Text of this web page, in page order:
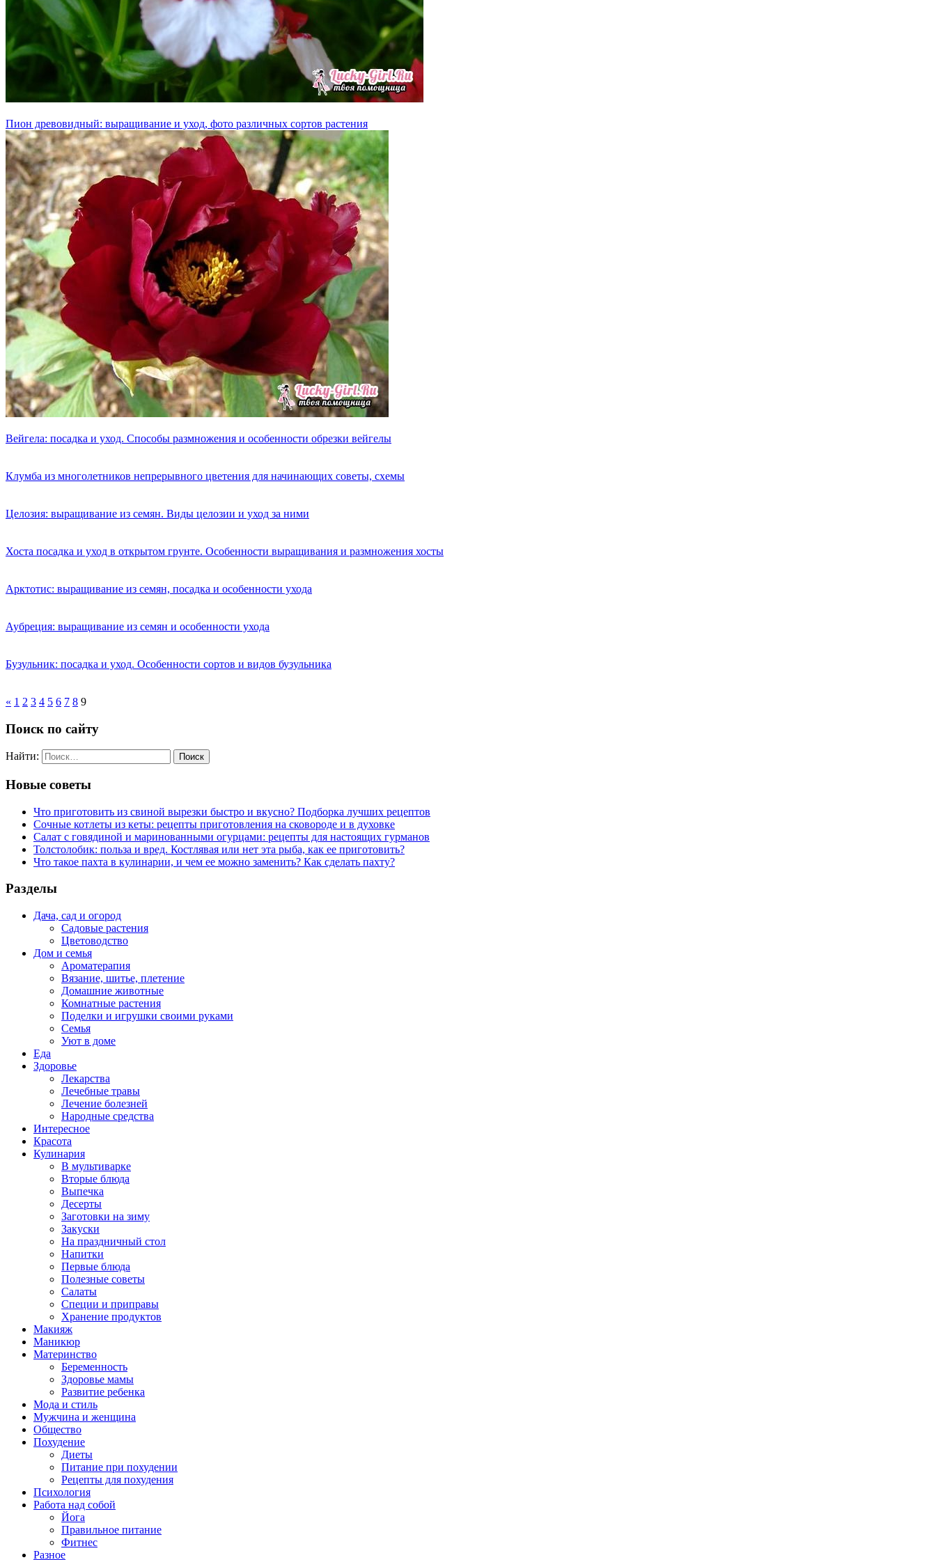
Пион древовидный: выращивание и уход, фото различных сортов растения
Вейгела: посадка и уход. Способы размножения и особенности обрезки вейгелы
Клумба из многолетников непрерывного цветения для начинающих советы, схемы
Целозия: выращивание из семян. Виды целозии и уход за ними
Хоста посадка и уход в открытом грунте. Особенности выращивания и размножения хосты
Арктотис: выращивание из семян, посадка и особенности ухода
Аубреция: выращивание из семян и особенности ухода
Бузульник: посадка и уход. Особенности сортов и видов бузульника
« 1 2 3 4 5 6 7 8 9
Поиск по сайту
Найти:
Новые советы
Что приготовить из свиной вырезки быстро и вкусно? Подборка лучших рецептов
Сочные котлеты из кеты: рецепты приготовления на сковороде и в духовке
Салат с говядиной и маринованными огурцами: рецепты для настоящих гурманов
Толстолобик: польза и вред. Костлявая или нет эта рыба, как ее приготовить?
Что такое пахта в кулинарии, и чем ее можно заменить? Как сделать пахту?
Разделы
Дача, сад и огород
Садовые растения
Цветоводство
Дом и семья
Ароматерапия
Вязание, шитье, плетение
Домашние животные
Комнатные растения
Поделки и игрушки своими руками
Семья
Уют в доме
Еда
Здоровье
Лекарства
Лечебные травы
Лечение болезней
Народные средства
Интересное
Красота
Кулинария
В мультиварке
Вторые блюда
Выпечка
Десерты
Заготовки на зиму
Закуски
На праздничный стол
Напитки
Первые блюда
Полезные советы
Салаты
Специи и приправы
Хранение продуктов
Макияж
Маникюр
Материнство
Беременность
Здоровье мамы
Развитие ребенка
Мода и стиль
Мужчина и женщина
Общество
Похудение
Диеты
Питание при похудении
Рецепты для похудения
Психология
Работа над собой
Йога
Правильное питание
Фитнес
Разное